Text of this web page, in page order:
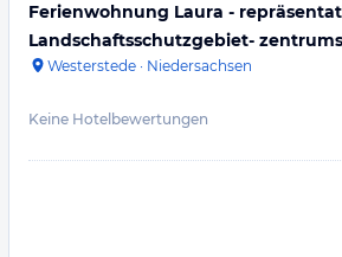
Ferienwohnung Laura -
Landschaftsschutzgebiet-
Westerstede · Niedersachsen
Keine Hotelbewertungen